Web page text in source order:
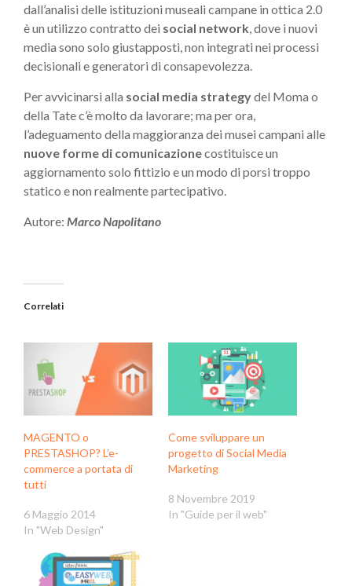
dall’analisi delle istituzioni museali campane in ottica 2.0
è un utilizzo contratto dei social network , dove i nuovi
media sono solo giustapposti, non integrati nei processi
decisionali e generatori di consapevolezza.
Per avvicinarsi alla social media strategydel Moma o
della Tate c’è molto da lavorare; ma per ora,
l’adeguamento della maggioranza dei musei campani alle
nuove forme di comunicazionecostituisce un
aggiornamento solo fittizio e un modo di porsi troppo
statico e non realmente partecipativo.
Autore: Marco Napolitano
Correlati
MAGENTO o
PRESTASHOP? L’e-
commerce a portata di
tutti
6 Maggio 2014
In "Web Design"
Come sviluppare un
progetto di Social Media
Marketing
8 Novembre 2019
In "Guide per il web"